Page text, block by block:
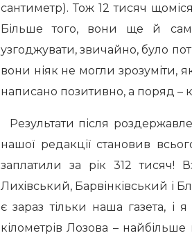
сантиметр). Тож 12 тисяч
Більше того, вони ще й
узгоджувати, звичайно, було
вони ніяк не могли зрозуміти,
написано позитивно, а поряд –
Результати після
нашої редакції становив
заплатили за рік 312
Лихівський, Барвінківський і
є зараз тільки наша газета, і
кілометрів Лозова – найбільше